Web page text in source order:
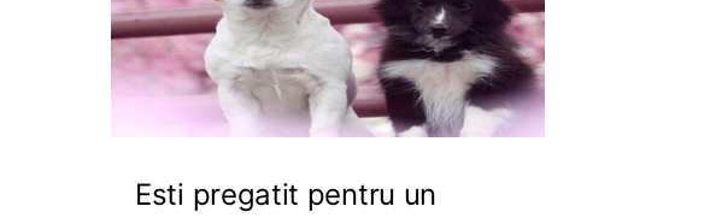
Esti pregatit pentru un